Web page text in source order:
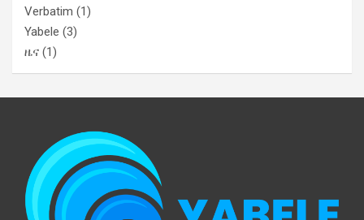
Verbatim (1)
Yabele (3)
ዜና (1)